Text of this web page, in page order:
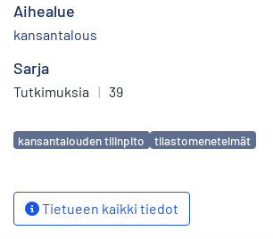
Aihealue
kansantalous
Sarja
Tutkimuksia | 39
Avainsanat
kansantalouden tilinpito tilastomenetelmät
Tietueen kaikki tiedot